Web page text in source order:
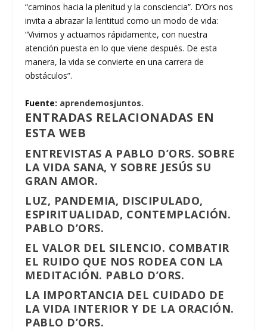
“caminos hacia la plenitud y la consciencia”. D’Ors nos
invita a abrazar la lentitud como un modo de vida:
“Vivimos y actuamos rápidamente, con nuestra
atención puesta en lo que viene después. De esta
manera, la vida se convierte en una carrera de
obstáculos”.
Fuente: aprendemosjuntos.
ENTRADAS RELACIONADAS EN
ESTA WEB
ENTREVISTAS A PABLO D’ORS. SOBRE
LA VIDA SANA, Y SOBRE JESÚS SU
GRAN AMOR.
LUZ, PANDEMIA, DISCIPULADO,
ESPIRITUALIDAD, CONTEMPLACIÓN.
PABLO D’ORS.
EL VALOR DEL SILENCIO. COMBATIR
EL RUIDO QUE NOS RODEA CON LA
MEDITACIÓN. PABLO D’ORS.
LA IMPORTANCIA DEL CUIDADO DE
LA VIDA INTERIOR Y DE LA ORACIÓN.
PABLO D’ORS.